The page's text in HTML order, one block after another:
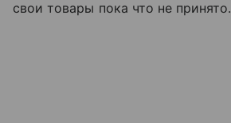
свои товары пока что не принято.